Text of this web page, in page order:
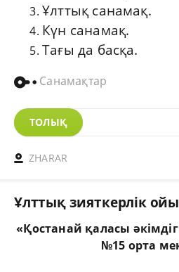
Ұлттық санамақ.
Күн санамақ.
Тағы да басқа.
Санамақтар
ТОЛЫҚ
ZHARAR
Ұлттық зияткерлік
«Қостанай қаласы
№15 орта